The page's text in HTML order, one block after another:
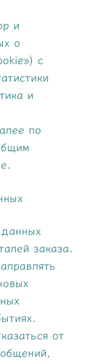
и
о
с
и
по
заказа.
от